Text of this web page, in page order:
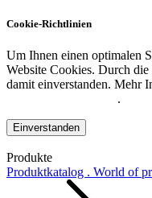
Cookie-Richtlinien
Um Ihnen einen optimalen
Website Cookies. Durch
damit einverstanden. Mehr
.
Einverstanden
Produkte
Produktkatalog . World of